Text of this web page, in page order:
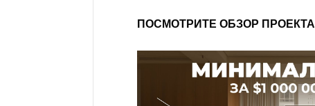
ПОСМОТРИТЕ ОБЗОР ПРОЕКТА